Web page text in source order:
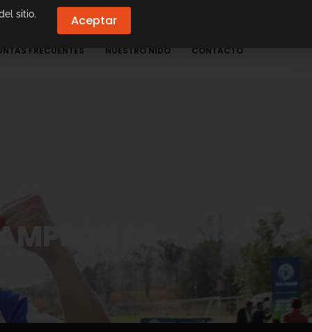
FRECUENTES NUESTRO NIDO CONTACTO
DE
sitio. Aceptar